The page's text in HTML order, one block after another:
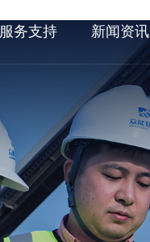
服务支持 新闻资讯